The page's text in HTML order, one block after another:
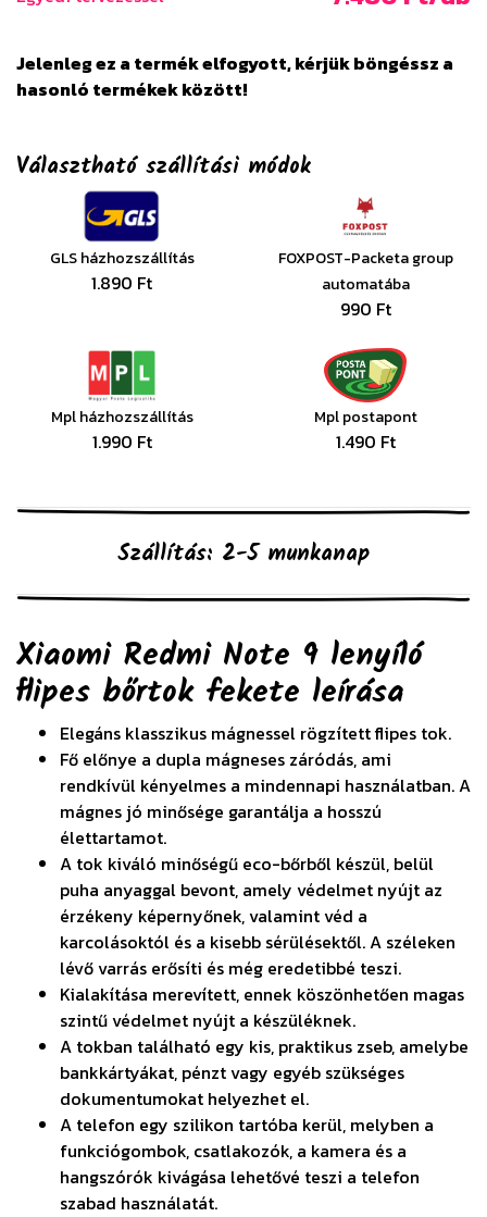
Jelenleg ez a termék elfogyott, kérjük böngéssz a
hasonló termékek között!
Választható szállítási módok
GLS házhozszállítás
1.890 Ft
FOXPOST-Packeta group
automatába
990 Ft
Mpl házhozszállítás
1.990 Ft
Mpl postapont
1.490 Ft
Szállítás: 2-5 munkanap
Xiaomi Redmi Note 9 lenyíló
flipes bőrtok fekete leírása
Elegáns klasszikus mágnessel rögzített flipes tok.
Fő előnye a dupla mágneses záródás, ami
rendkívül kényelmes a mindennapi használatban. A
mágnes jó minősége garantálja a hosszú
élettartamot.
A tok kiváló minőségű eco-bőrből készül, belül
puha anyaggal bevont, amely védelmet nyújt az
érzékeny képernyőnek, valamint véd a
karcolásoktól és a kisebb sérülésektől. A széleken
lévő varrás erősíti és még eredetibbé teszi.
Kialakítása merevített, ennek köszönhetően magas
szintű védelmet nyújt a készüléknek.
A tokban található egy kis, praktikus zseb, amelybe
bankkártyákat, pénzt vagy egyéb szükséges
dokumentumokat helyezhet el.
A telefon egy szilikon tartóba kerül, melyben a
funkciógombok, csatlakozók, a kamera és a
hangszórók kivágása lehetővé teszi a telefon
szabad használatát.